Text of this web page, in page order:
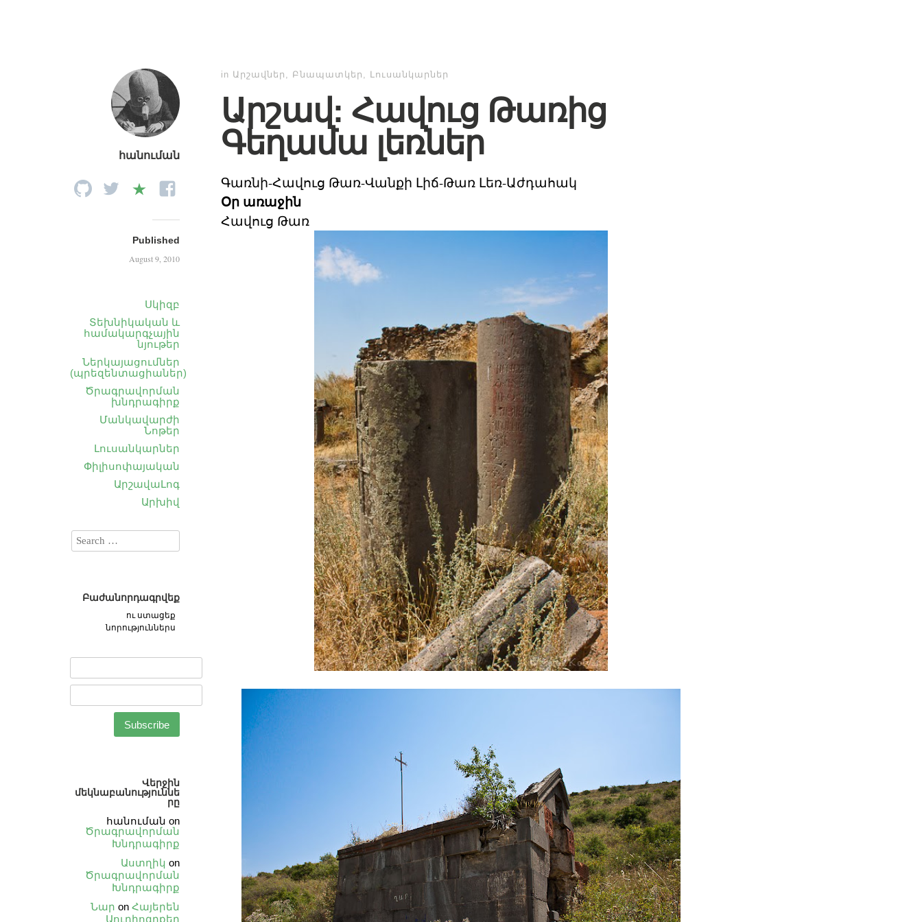
հանուման
Published
August 9, 2010
Սկիզբ
Տեխնիկական և
համակարգչային
նյութեր
Ներկայացումներ
(պրեզենտացիաներ)
Ծրագրավորման
խնդրագիրք
Մանկավարժի
Նոթեր
Լուսանկարներ
Փիլիսոփայական
ԱրշավաԼոգ
Արխիվ
in Արշավներ , Բնապատկեր , Լուսանկարներ
Արշավ: Հավուց Թառից
Գեղամա լեռներ
Գառնի-Հավուց Թառ-Վանքի Լիճ-Թառ Լեռ-Աժդահակ
Օր առաջին
Հավուց Թառ
Բաժանորդագրվեք
ու ստացեք
նորություններս
Վերջին
մեկնաբանություննե
րը
հանուման on
Ծրագրավորման
Խնդրագիրք
Աստղիկ on
Ծրագրավորման
Խնդրագիրք
Նար on Հայերեն
Աուդիոգրքեր